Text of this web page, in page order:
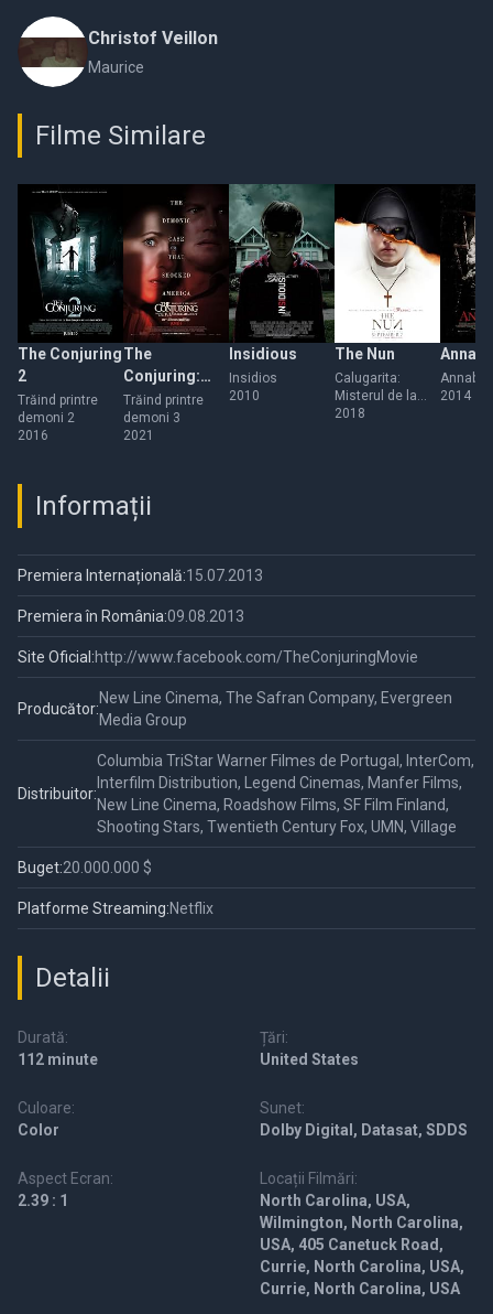
Christof Veillon
Maurice
Filme Similare
The Conjuring
2
Trăind printre
demoni 2
2016
The
Conjuring:
The Devil
Made Me Do It
Trăind printre
demoni 3
2021
Insidious
Insidios
2010
The Nun
Calugarita:
Misterul de la
manastire
2018
2014
Informații
Premiera Internațională:15.07.2013
Premiera în România:09.08.2013
Site Oficial:http://www.facebook.com/TheConjuringMovie
Producător:
New Line Cinema, The Safran Company, Evergreen
Media Group
Distribuitor:
Columbia TriStar Warner Filmes de Portugal, InterCom,
Interfilm Distribution, Legend Cinemas, Manfer Films,
New Line Cinema, Roadshow Films, SF Film Finland,
Shooting Stars, Twentieth Century Fox, UMN, Village
Buget:20.000.000 $
Platforme Streaming:Netflix
Detalii
Durată:
112 minute
Țări:
United States
Culoare:
Color
Sunet:
Dolby Digital, Datasat, SDDS
Aspect Ecran:
2.39 : 1
Locații Filmări:
North Carolina, USA,
Wilmington, North Carolina,
USA, 405 Canetuck Road,
Currie, North Carolina, USA,
Currie, North Carolina, USA